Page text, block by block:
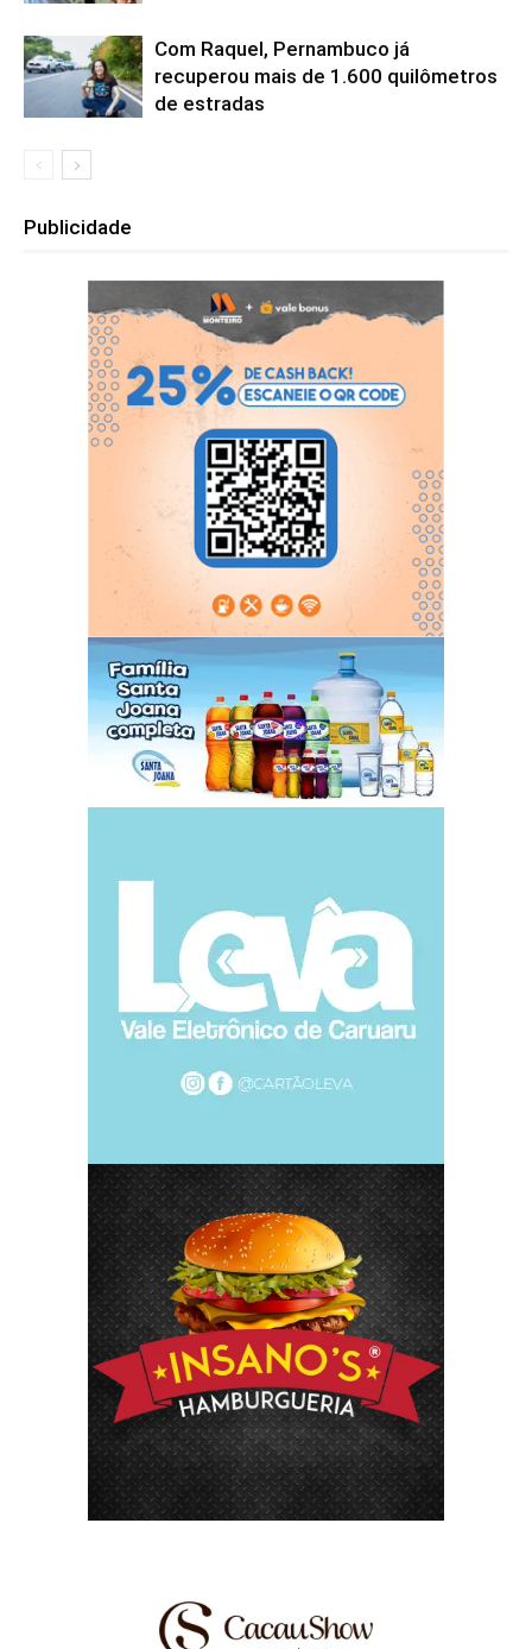
Com Raquel, Pernambuco já
recuperou mais de 1.600 quilômetros
de estradas
Publicidade